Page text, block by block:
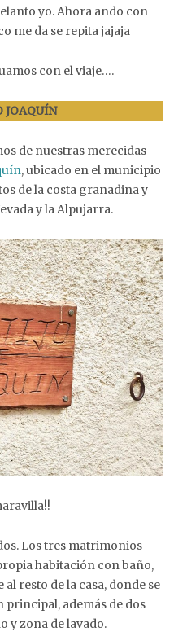
yo. Ahora ando con
me da se repita jajaja
con el viaje….
JOAQUÍN
de nuestras merecidas
, ubicado en el municipio
de la costa granadina y
y la Alpujarra.
Los tres matrimonios
habitación con baño,
resto de la casa, donde se
principal, además de dos
y zona de lavado.